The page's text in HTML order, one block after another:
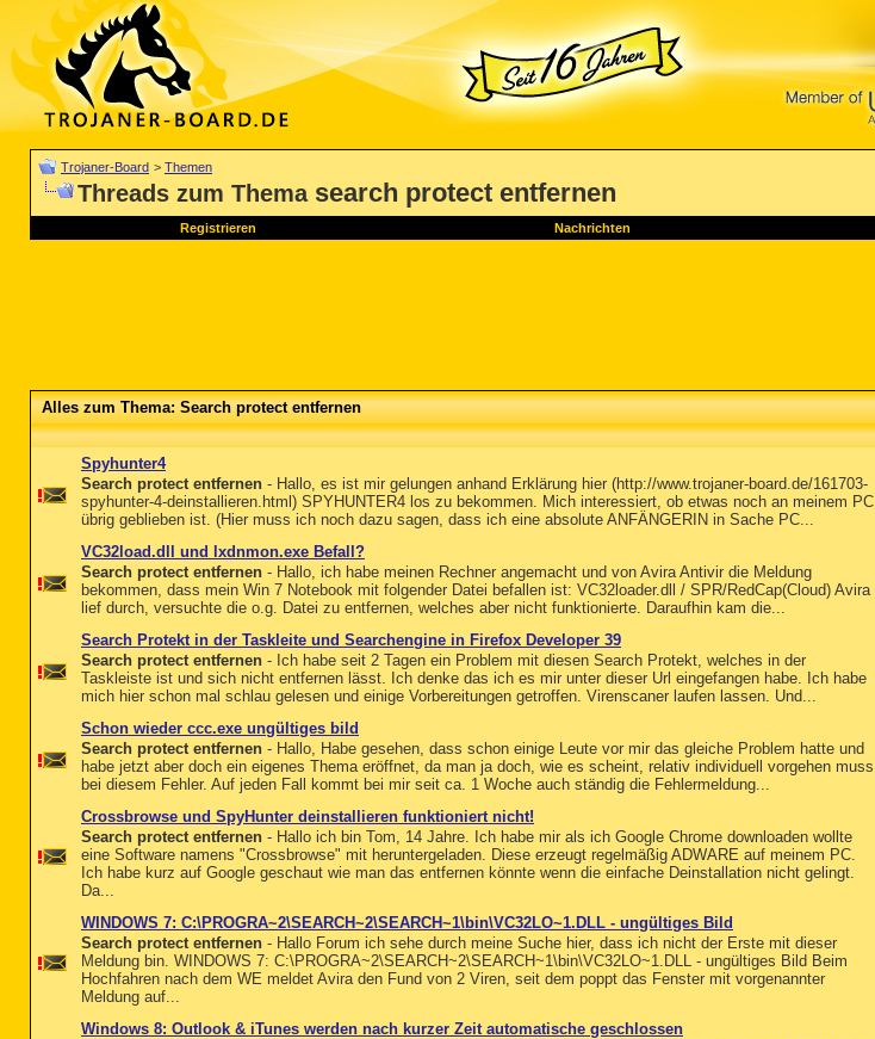
Trojaner-Board > Themen
Threads zum Thema search protect entfernen
Registrieren Nachrichten
Alles zum Thema: Search protect entfernen
Spyhunter4
Search protect entfernen - Hallo, es ist mir gelungen anhand Erklärung hier (http://www.trojaner-board.de/161703-
spyhunter-4-deinstallieren.html) SPYHUNTER4 los zu bekommen. Mich interessiert, ob etwas noch an meinem PC
übrig geblieben ist. (Hier muss ich noch dazu sagen, dass ich eine absolute ANFÄNGERIN in Sache PC...
VC32load.dll und lxdnmon.exe Befall?
Search protect entfernen - Hallo, ich habe meinen Rechner angemacht und von Avira Antivir die Meldung
bekommen, dass mein Win 7 Notebook mit folgender Datei befallen ist: VC32loader.dll / SPR/RedCap(Cloud) Avira
lief durch, versuchte die o.g. Datei zu entfernen, welches aber nicht funktionierte. Daraufhin kam die...
Search Protekt in der Taskleite und Searchengine in Firefox Developer 39
Search protect entfernen - Ich habe seit 2 Tagen ein Problem mit diesen Search Protekt, welches in der
Taskleiste ist und sich nicht entfernen lässt. Ich denke das ich es mir unter dieser Url eingefangen habe. Ich habe
mich hier schon mal schlau gelesen und einige Vorbereitungen getroffen. Virenscaner laufen lassen. Und...
Schon wieder ccc.exe ungültiges bild
Search protect entfernen - Hallo, Habe gesehen, dass schon einige Leute vor mir das gleiche Problem hatte und
habe jetzt aber doch ein eigenes Thema eröffnet, da man ja doch, wie es scheint, relativ individuell vorgehen muss
bei diesem Fehler. Auf jeden Fall kommt bei mir seit ca. 1 Woche auch ständig die Fehlermeldung...
Crossbrowse und SpyHunter deinstallieren funktioniert nicht!
Search protect entfernen - Hallo ich bin Tom, 14 Jahre. Ich habe mir als ich Google Chrome downloaden wollte
eine Software namens "Crossbrowse" mit heruntergeladen. Diese erzeugt regelmäßig ADWARE auf meinem PC.
Ich habe kurz auf Google geschaut wie man das entfernen könnte wenn die einfache Deinstallation nicht gelingt.
Da...
WINDOWS 7: C:\PROGRA~2\SEARCH~2\SEARCH~1\bin\VC32LO~1.DLL - ungültiges Bild
Search protect entfernen - Hallo Forum ich sehe durch meine Suche hier, dass ich nicht der Erste mit dieser
Meldung bin. WINDOWS 7: C:\PROGRA~2\SEARCH~2\SEARCH~1\bin\VC32LO~1.DLL - ungültiges Bild Beim
Hochfahren nach dem WE meldet Avira den Fund von 2 Viren, seit dem poppt das Fenster mit vorgenannter
Meldung auf...
Windows 8: Outlook & iTunes werden nach kurzer Zeit automatische geschlossen